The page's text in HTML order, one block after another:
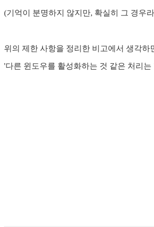
(기억이 분명하지 않지만, 확실히 그 경우
위의 제한 사항을 정리한 비고에서 생각
'다른 윈도우를 활성화하는 것 같은 처리